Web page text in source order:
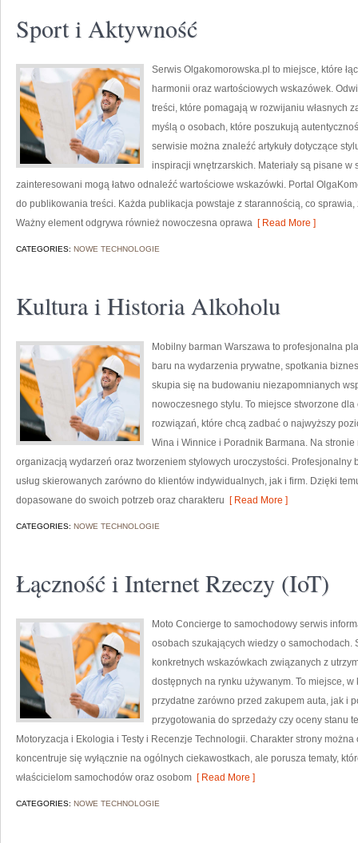
Sport i Aktywność
Serwis Olgakomorowska.pl to miejsce, które
harmonii oraz wartościowych wskazówek.
treści, które pomagają w rozwijaniu własnych
myślą o osobach, które poszukują
serwisie można znaleźć artykuły dotyczące
inspiracji wnętrzarskich. Materiały są pisane
zainteresowani mogą łatwo odnaleźć wartościowe wskazówki. Portal
do publikowania treści. Każda publikacja powstaje z starannością, co
Ważny element odgrywa również nowoczesna oprawa [ Read More ]
CATEGORIES: NOWE TECHNOLOGIE
Kultura i Historia Alkoholu
Mobilny barman Warszawa to profesjonalna
baru na wydarzenia prywatne, spotkania
skupia się na budowaniu niezapomnianych
nowoczesnego stylu. To miejsce stworzone
rozwiązań, które chcą zadbać o najwyższy
Wina i Winnice i Poradnik Barmana. Na
organizacją wydarzeń oraz tworzeniem stylowych uroczystości. Profesjonalny
usług skierowanych zarówno do klientów indywidualnych, jak i firm. Dzięki
dopasowane do swoich potrzeb oraz charakteru [ Read More ]
CATEGORIES: NOWE TECHNOLOGIE
Łączność i Internet Rzeczy (IoT)
Moto Concierge to samochodowy serwis
osobach szukających wiedzy o samochodach.
konkretnych wskazówkach związanych z
dostępnych na rynku używanym. To miejsce,
przydatne zarówno przed zakupem auta, jak i
przygotowania do sprzedaży czy oceny stanu
Motoryzacja i Ekologia i Testy i Recenzje Technologii. Charakter strony
koncentruje się wyłącznie na ogólnych ciekawostkach, ale porusza tematy,
właścicielom samochodów oraz osobom [ Read More ]
CATEGORIES: NOWE TECHNOLOGIE